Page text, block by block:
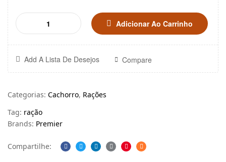
Adicionar Ao Carrinho
Add A Lista De Desejos Compare
Categorias: Cachorro, Rações
Tag: ração
Brands: Premier
Compartilhe:
Facebook
TwitterLinkedin
Google+Pinterest
Email